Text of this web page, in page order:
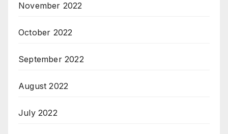
November 2022
October 2022
September 2022
August 2022
July 2022